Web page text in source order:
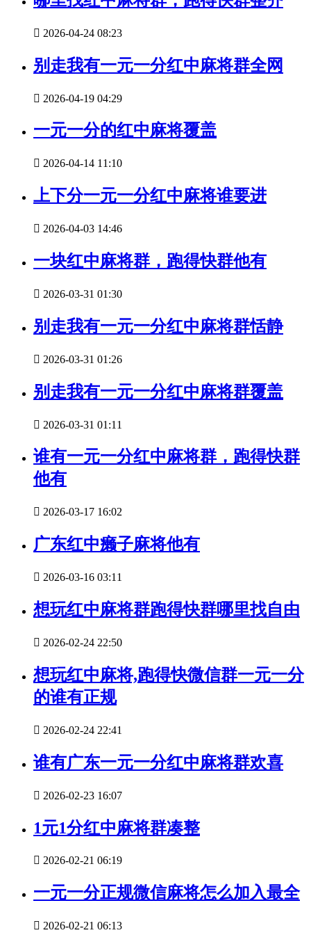
 2026-04-24 08:23
别走我有一元一分红中麻将群全网
 2026-04-19 04:29
一元一分的红中麻将覆盖
 2026-04-14 11:10
上下分一元一分红中麻将谁要进
 2026-04-03 14:46
一块红中麻将群，跑得快群他有
 2026-03-31 01:30
别走我有一元一分红中麻将群恬静
 2026-03-31 01:26
别走我有一元一分红中麻将群覆盖
 2026-03-31 01:11
谁有一元一分红中麻将群，跑得快群
他有
 2026-03-17 16:02
广东红中癞子麻将他有
 2026-03-16 03:11
想玩红中麻将群跑得快群哪里找自由
 2026-02-24 22:50
想玩红中麻将,跑得快微信群一元一分
的谁有正规
 2026-02-24 22:41
谁有广东一元一分红中麻将群欢喜
 2026-02-23 16:07
1元1分红中麻将群凑整
 2026-02-21 06:19
一元一分正规微信麻将怎么加入最全
 2026-02-21 06:13